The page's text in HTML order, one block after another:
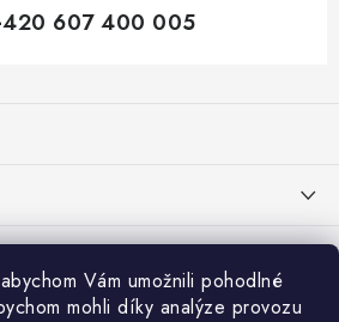
Vám umožnili pohodlné
mohli díky analýze provozu
607 400 005